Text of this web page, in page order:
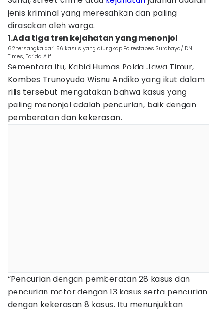
jenis kriminal yang meresahkan dan paling
dirasakan oleh warga.
1.Ada tiga tren kejahatan yang menonjol
62 tersangka dari 56 kasus yang diungkap Polrestabes Surabaya/IDN
Times, Tarida Alif
Sementara itu, Kabid Humas Polda Jawa Timur,
Kombes Trunoyudo Wisnu Andiko yang ikut dalam
rilis tersebut mengatakan bahwa kasus yang
paling menonjol adalah pencurian, baik dengan
pemberatan dan kekerasan.
“Pencurian dengan pemberatan 28 kasus dan
pencurian motor dengan 13 kasus serta pencurian
dengan kekerasan 8 kasus. Itu menunjukkan